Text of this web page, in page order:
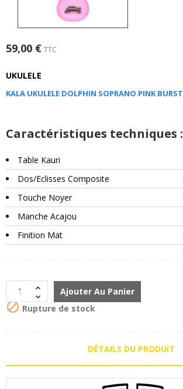
59,00 € TTC
UKULELE
KALA UKULELE DOLPHIN SOPRANO PINK BURST
Caractéristiques techniques :
Table Kauri
Dos/Eclisses Composite
Touche Noyer
Manche Acajou
Finition Mat
Ajouter Au Panier
 Rupture de stock
DÉTAILS DU PRODUIT